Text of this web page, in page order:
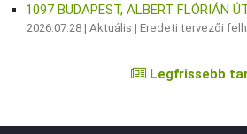
1097 BUDAPEST, ALBERT FLÓRIÁN
2026.07.28 |Aktuális |Eredeti tervezői
Legfrissebb